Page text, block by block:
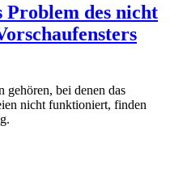
Problem des nicht
gehören, bei denen das
nicht funktioniert, finden